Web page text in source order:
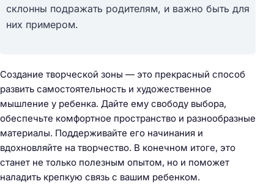
склонны подражать родителям, и важно быть для
них примером.
Создание творческой зоны — это прекрасный способ
развить самостоятельность и художественное
мышление у ребенка. Дайте ему свободу выбора,
обеспечьте комфортное пространство и разнообразные
материалы. Поддерживайте его начинания и
вдохновляйте на творчество. В конечном итоге, это
станет не только полезным опытом, но и поможет
наладить крепкую связь с вашим ребенком.